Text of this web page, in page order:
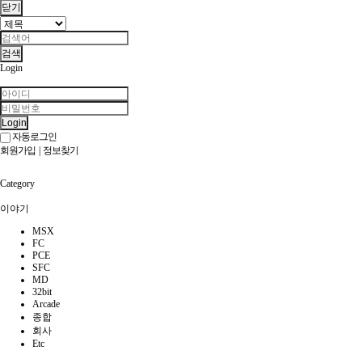
닫기
검색
Login
Login
자동로그인
회원가입
정보찾기
Category
이야기
MSX
FC
PCE
SFC
MD
32bit
Arcade
종합
회사
Etc